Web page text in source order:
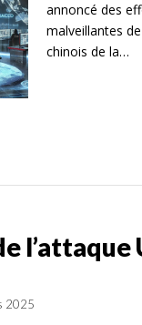
annoncé des
malveillantes
chinois de la…
2025